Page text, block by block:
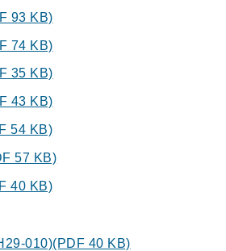
93 KB)
74 KB)
35 KB)
43 KB)
54 KB)
57 KB)
40 KB)
010)(PDF 40 KB)